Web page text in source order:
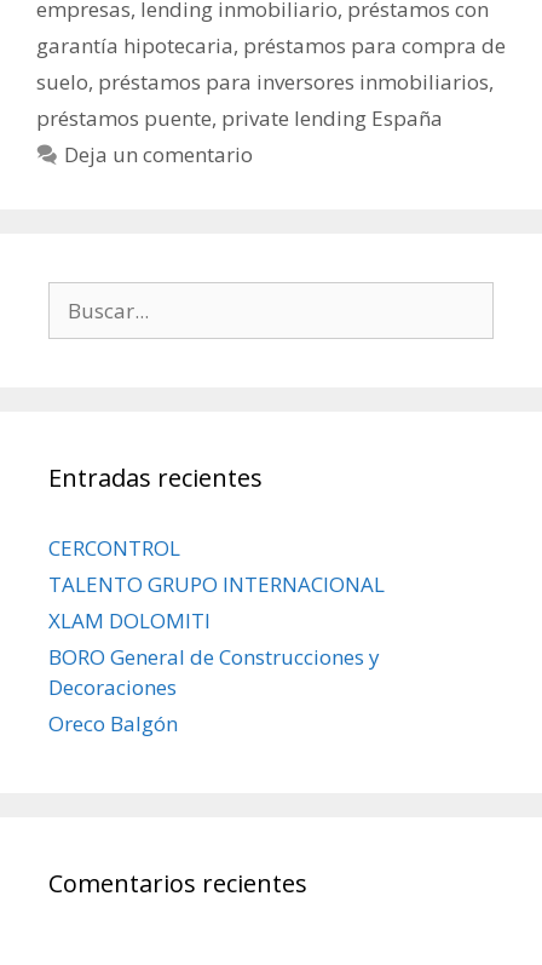
empresas, lending inmobiliario, préstamos con
garantía hipotecaria, préstamos para compra de
suelo, préstamos para inversores inmobiliarios,
préstamos puente, private lending España
Deja un comentario
Entradas recientes
CERCONTROL
TALENTO GRUPO INTERNACIONAL
XLAM DOLOMITI
BORO General de Construcciones y
Decoraciones
Oreco Balgón
Comentarios recientes